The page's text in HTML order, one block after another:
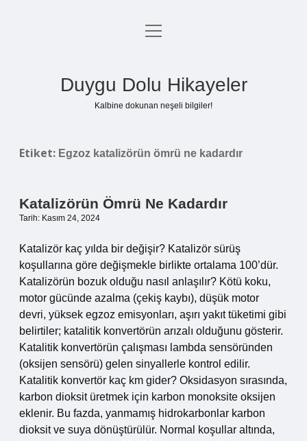
Anasayfa
menüyü
Duygu Dolu Hikayeler
Kalbine dokunan neşeli bilgiler!
Etiket: Egzoz katalizörün ömrü ne kadardır
Katalizörün Ömrü Ne Kadardır
Tarih: Kasım 24, 2024
Katalizör kaç yılda bir değişir? Katalizör sürüş
koşullarına göre değişmekle birlikte ortalama 100’dür.
Katalizörün bozuk olduğu nasıl anlaşılır? Kötü koku,
motor gücünde azalma (çekiş kaybı), düşük motor
devri, yüksek egzoz emisyonları, aşırı yakıt tüketimi gibi
belirtiler; katalitik konvertörün arızalı olduğunu gösterir.
Katalitik konvertörün çalışması lambda sensöründen
(oksijen sensörü) gelen sinyallerle kontrol edilir.
Katalitik konvertör kaç km gider? Oksidasyon sırasında,
karbon dioksit üretmek için karbon monoksite oksijen
eklenir. Bu fazda, yanmamış hidrokarbonlar karbon
dioksit ve suya dönüştürülür. Normal koşullar altında,